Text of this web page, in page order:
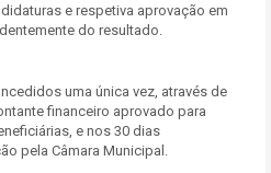
e respetiva aprovação em
do resultado.
uma única vez, através de
financeiro aprovado para
e nos 30 dias
pela Câmara Municipal.